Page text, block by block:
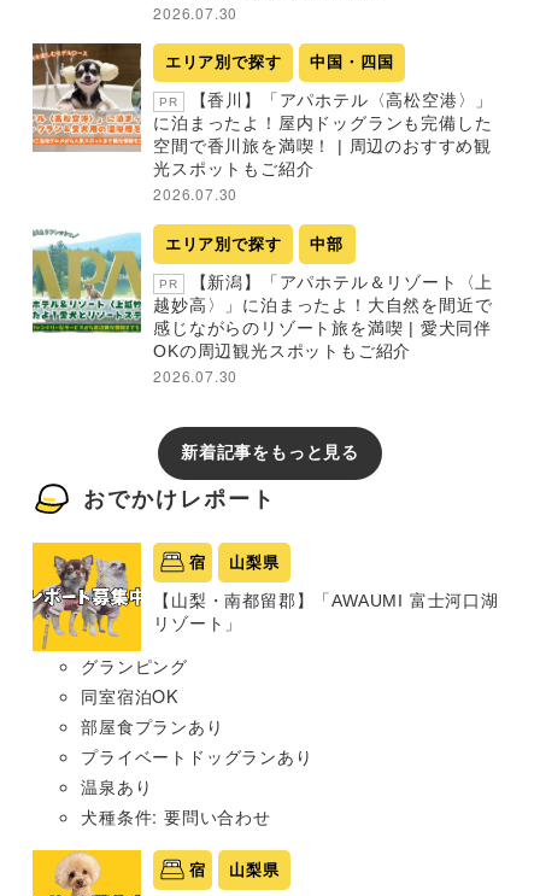
2026.07.30
エリア別で探す 中国・四国
PR
【香川】「アパホテル〈高松空港〉」
に泊まったよ！屋内ドッグランも完備した
空間で香川旅を満喫！ | 周辺のおすすめ観
光スポットもご紹介
2026.07.30
エリア別で探す 中部
PR
【新潟】「アパホテル＆リゾート〈上
越妙高〉」に泊まったよ！大自然を間近で
感じながらのリゾート旅を満喫 | 愛犬同伴
OKの周辺観光スポットもご紹介
2026.07.30
新着記事をもっと見る
おでかけレポート
宿 山梨県
【山梨・南都留郡】「AWAUMI 富士河口湖
リゾート」
グランピング
同室宿泊OK
部屋食プランあり
プライベートドッグランあり
温泉あり
犬種条件: 要問い合わせ
宿 山梨県